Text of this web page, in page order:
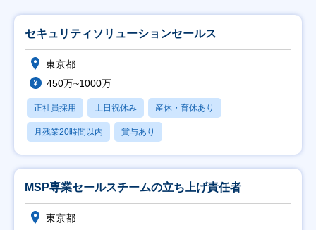
セキュリティソリューションセールス
東京都
450万~1000万
正社員採用 土日祝休み 産休・育休あり
月残業20時間以内 賞与あり
MSP専業セールスチームの立ち上げ責任者
東京都